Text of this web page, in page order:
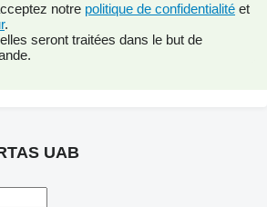
notre politique de confidentialité et
.
seront traitées dans le but de
UAB